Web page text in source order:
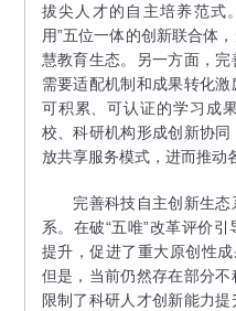
拔尖人才的自主培养范式
用”五位一体的创新联合体
慧教育生态。另一方面，
需要适配机制和成果转化
可积累、可认证的学习成
校、科研机构形成创新协
放共享服务模式，进而推动
完善科技自主创新生态
系。在破“五唯”改革评价
提升，促进了重大原创性成
但是，当前仍然存在部分不
限制了科研人才创新能力